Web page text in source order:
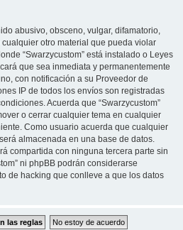
abusivo, obsceno, vulgar, difamatorio,
otro material que pueda violar
“Swarzycustom” está instalado o Leyes
que sea inmediata y permanentemente
con notificación a su Proveedor de
IP de todos los envíos son registradas
Acuerda que “Swarzycustom”
o cerrar cualquier tema en cualquier
Como usuario acuerda que cualquier
almacenada en una base de datos.
compartida con ninguna tercera parte sin
ni phpBB podrán considerarse
de hacking que conlleve a que los datos